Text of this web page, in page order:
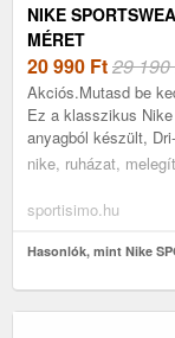
NIKE
MÉRET
20 990 Ft29 190
Akciós.Mutasd be
Ez a klasszikus
anyagból készült,
nike, ruházat,
sportisimo.hu
Hasonlók, mint Nike